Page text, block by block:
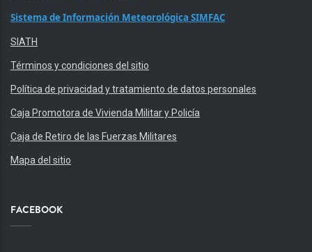
Sistema de Información Meteorológica SIMFAC
SIATH
Términos y condiciones del sitio
Política de privacidad y tratamiento de datos personales
Caja Promotora de Vivienda Militar y Policía
Caja de Retiro de las Fuerzas Militares
Mapa del sitio
FACEBOOK